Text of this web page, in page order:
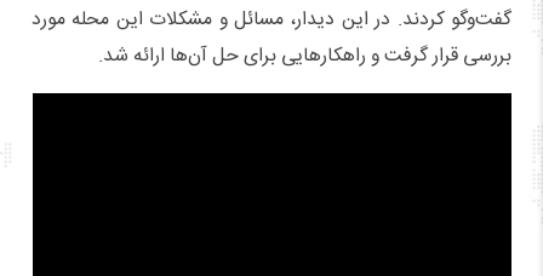
گفت‌وگو کردند. در این دیدار، مسائل و مشکلات این محله مورد
بررسی قرار گرفت و راهکارهایی برای حل آن‌ها ارائه شد.